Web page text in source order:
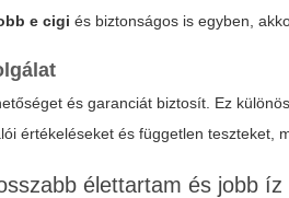
e cigi és biztonságos is egyben,
és garanciát biztosít. Ez
értékeléseket és független teszteket,
élettartam és jobb íz